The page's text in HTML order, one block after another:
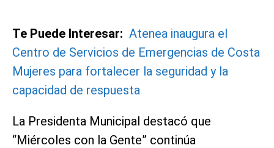
Te Puede Interesar: Atenea inaugura el
Centro de Servicios de Emergencias de Costa
Mujeres para fortalecer la seguridad y la
capacidad de respuesta
La Presidenta Municipal destacó que
“Miércoles con la Gente” continúa